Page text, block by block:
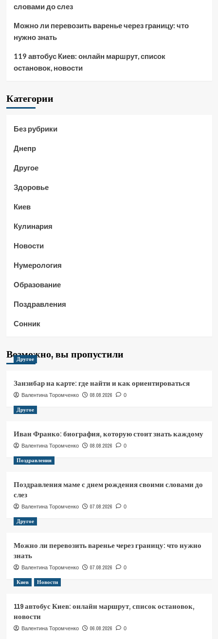
словами до слез
Можно ли перевозить варенье через границу: что
нужно знать
119 автобус Киев: онлайн маршрут, список
остановок, новости
Категории
Без рубрики
Днепр
Другое
Здоровье
Киев
Кулинария
Новости
Нумерология
Образование
Поздравления
Сонник
Возможно, вы пропустили
Другое
Занзибар на карте: где найти и как ориентироваться
Валентина Торомченко 08.08.2026 0
Другое
Иван Франко: биография, которую стоит знать каждому
Валентина Торомченко 08.08.2026 0
Поздравления
Поздравления маме с днем рождения своими словами до
слез
Валентина Торомченко 07.08.2026 0
Другое
Можно ли перевозить варенье через границу: что нужно
знать
Валентина Торомченко 07.08.2026 0
Киев Новости
119 автобус Киев: онлайн маршрут, список остановок,
новости
Валентина Торомченко 06.08.2026 0